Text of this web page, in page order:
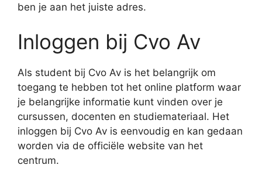
ben je aan het juiste adres.
Inloggen bij Cvo Av
Als student bij Cvo Av is het belangrijk om
toegang te hebben tot het online platform waar
je belangrijke informatie kunt vinden over je
cursussen, docenten en studiemateriaal. Het
inloggen bij Cvo Av is eenvoudig en kan gedaan
worden via de officiële website van het
centrum.